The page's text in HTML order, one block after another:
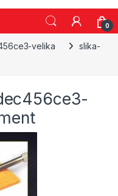
0
velika
slika-